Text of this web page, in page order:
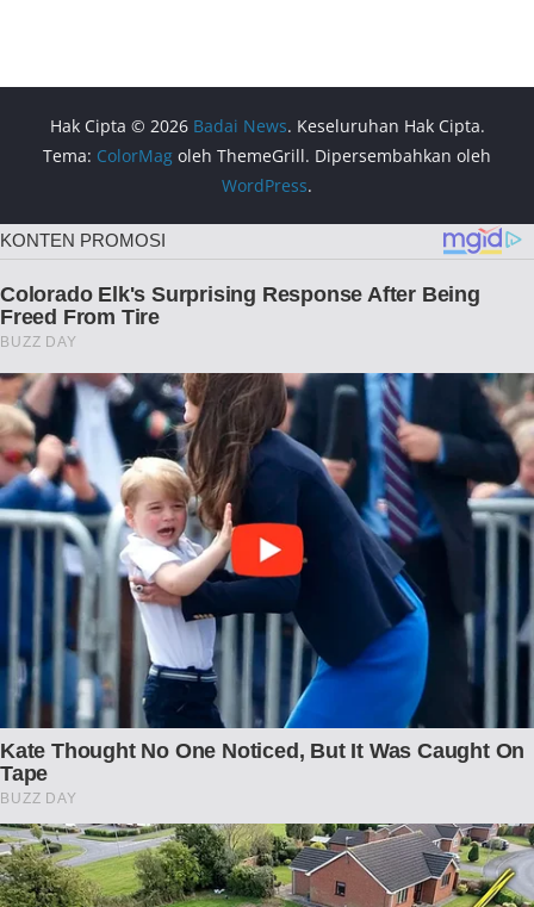
Hak Cipta © 2026 Badai News. Keseluruhan Hak Cipta.
Tema: ColorMag oleh ThemeGrill. Dipersembahkan oleh
WordPress.